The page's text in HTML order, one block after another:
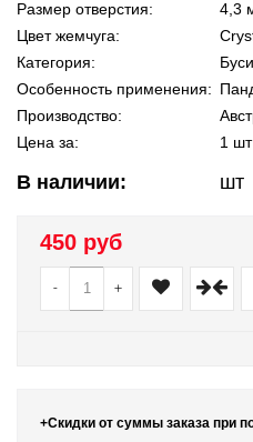
Размер отверстия:
4,3
Цвет жемчуга:
Категория:
Особенность применения:
Производство:
Цена за:
1 шт
В наличии: шт
450 руб
- +
+Скидки от суммы заказа при